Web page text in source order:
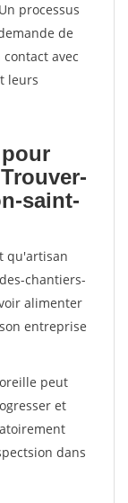
processus
de
avec
leurs
saint-
qu'artisan
chantiers-
alimenter
entreprise
peut
et
dans